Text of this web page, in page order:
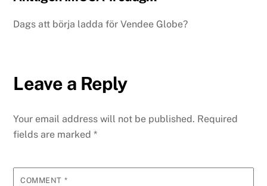
Dags att börja ladda för Vendee Globe?
Leave a Reply
Your email address will not be published. Required
fields are marked*
COMMENT *